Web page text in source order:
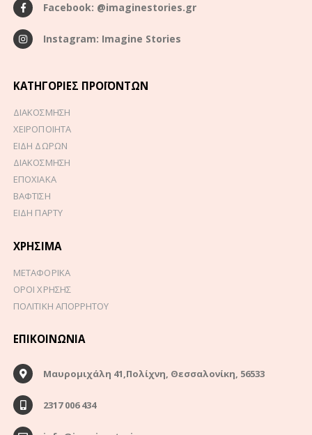
Facebook: @imaginestories.gr
Instagram: Imagine Stories
ΚΑΤΗΓΟΡΊΕΣ ΠΡΟΪΌΝΤΩΝ
ΔΙΑΚΟΣΜΗΣΗ
ΧΕΙΡΟΠΟΙΗΤΑ
ΕΙΔΗ ΔΩΡΩΝ
ΔΙΑΚΟΣΜΗΣΗ
ΕΠΟΧΙΑΚΑ
ΒΑΦΤΙΣΗ
ΕΙΔΗ ΠΑΡΤΥ
ΧΡΉΣΙΜΑ
ΜΕΤΑΦΟΡΙΚΑ
ΟΡΟΙ ΧΡΗΣΗΣ
ΠΟΛΙΤΙΚΗ ΑΠΟΡΡΗΤΟΥ
ΕΠΙΚΟΙΝΩΝΊΑ
Μαυρομιχάλη 41,Πολίχνη, Θεσσαλονίκη, 56533
2317 006 434